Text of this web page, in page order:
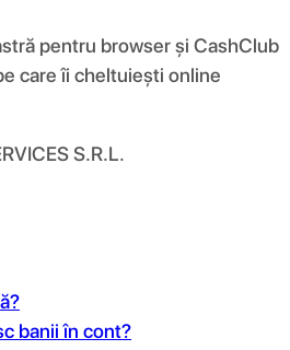
pentru browser și CashClub
care îi cheltuiești online
S.R.L.
banii în cont?